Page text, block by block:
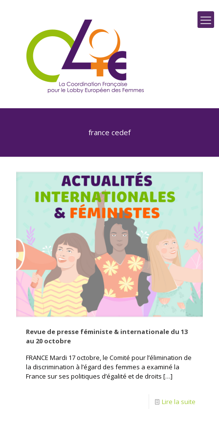
france cedef
Revue de presse féministe & internationale du 13
au 20 octobre
FRANCE Mardi 17 octobre, le Comité pour l’élimination de
la discrimination à l’égard des femmes a examiné la
France sur ses politiques d’égalité et de droits […]
Lire la suite